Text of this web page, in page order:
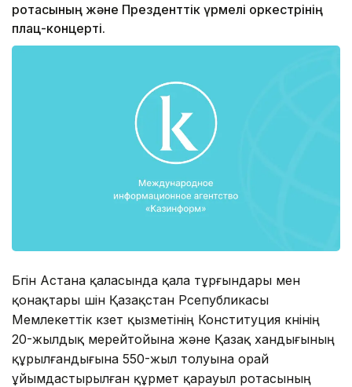
ротасының және Презденттік үрмелі оркестрінің
плац-концерті.
Бүгін Астана қаласында қала тұрғындары мен
қонақтары үшін Қазақстан Рсепубликасы
Мемлекеттік күзет қызметінің Конституция күнінің
20-жылдық мерейтойына және Қазақ хандығының
құрылғандығына 550-жыл толуына орай
ұйымдастырылған құрмет қарауыл ротасының